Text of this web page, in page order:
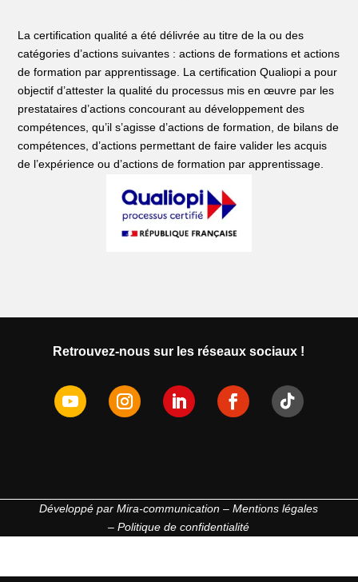
La certification qualité a été délivrée au titre de la ou des
catégories d’actions suivantes : actions de formations et actions
de formation par apprentissage. La certification Qualiopi a pour
objectif d’attester la qualité du processus mis en œuvre par les
prestataires d’actions concourant au développement des
compétences, qu’il s’agisse d’actions de formation, de bilans de
compétences, d’actions permettant de faire valider les acquis
de l’expérience ou d’actions de formation par apprentissage.
Retrouvez-nous sur les réseaux sociaux !
Développé parMira-communication –Mentions légales
–Politique de confidentialité